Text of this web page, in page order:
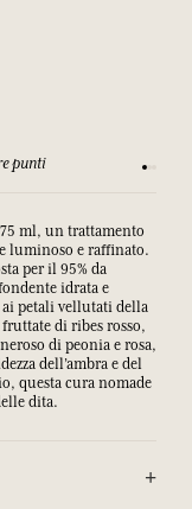
punti
ml, un trattamento
luminoso e raffinato.
per il 95% da
idrata e
ai petali vellutati della
di ribes rosso,
di peonia e rosa,
dell’ambra e del
questa cura nomade
dita.